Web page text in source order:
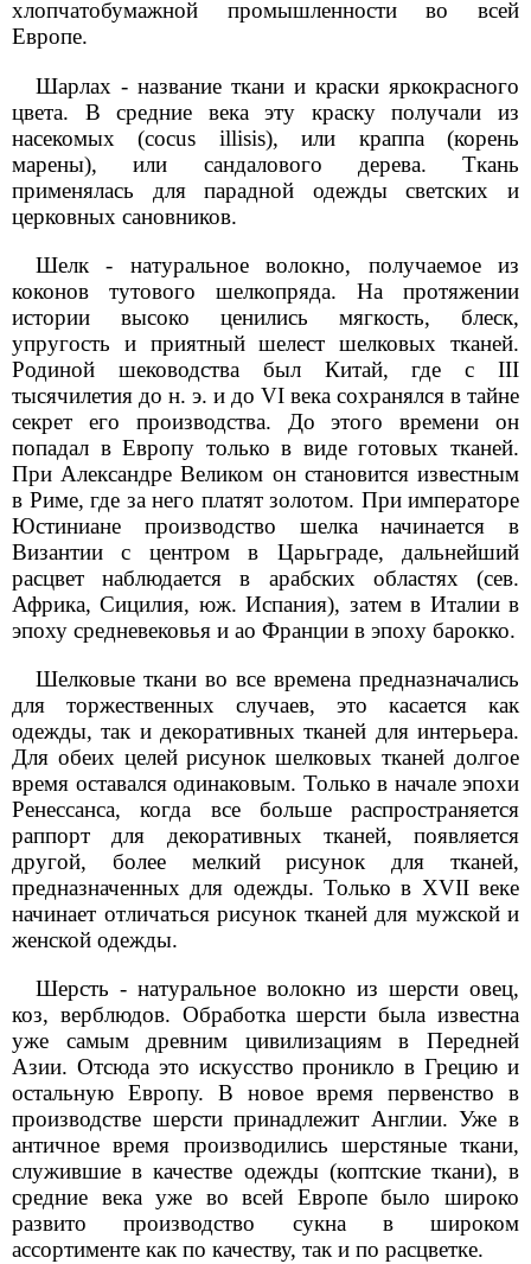
хлопчатобумажной промышленности во всей
Европе.
Шарлах - название ткани и краски яркокрасного
цвета. В средние века эту краску получали из
насекомых (cocus illisis), или краппа (корень
марены), или сандалового дерева. Ткань
применялась для парадной одежды светских и
церковных сановников.
Шелк - натуральное волокно, получаемое из
коконов тутового шелкопряда. На протяжении
истории высоко ценились мягкость, блеск,
упругость и приятный шелест шелковых тканей.
Родиной шеководства был Китай, где с III
тысячилетия до н. э. и до VI века сохранялся в тайне
секрет его производства. До этого времени он
попадал в Европу только в виде готовых тканей.
При Александре Великом он становится известным
в Риме, где за него платят золотом. При императоре
Юстиниане производство шелка начинается в
Византии с центром в Царьграде, дальнейший
расцвет наблюдается в арабских областях (сев.
Африка, Сицилия, юж. Испания), затем в Италии в
эпоху средневековья и ао Франции в эпоху барокко.
Шелковые ткани во все времена предназначались
для торжественных случаев, это касается как
одежды, так и декоративных тканей для интерьера.
Для обеих целей рисунок шелковых тканей долгое
время оставался одинаковым. Только в начале эпохи
Ренессанса, когда все больше распространяется
раппорт для декоративных тканей, появляется
другой, более мелкий рисунок для тканей,
предназначенных для одежды. Только в XVII веке
начинает отличаться рисунок тканей для мужской и
женской одежды.
Шерсть - натуральное волокно из шерсти овец,
коз, верблюдов. Обработка шерсти была известна
уже самым древним цивилизациям в Передней
Азии. Отсюда это искусство проникло в Грецию и
остальную Европу. В новое время первенство в
производстве шерсти принадлежит Англии. Уже в
античное время производились шерстяные ткани,
служившие в качестве одежды (коптские ткани), в
средние века уже во всей Европе было широко
развито производство сукна в широком
ассортименте как по качеству, так и по расцветке.